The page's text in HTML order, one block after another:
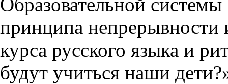
принципа непрерывности
курса русского языка и
будут учиться наши